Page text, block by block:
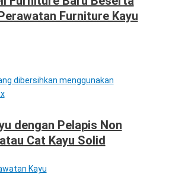
Furniture Kayu
dengan Pelapis Non
Cat Kayu Solid
Kayu